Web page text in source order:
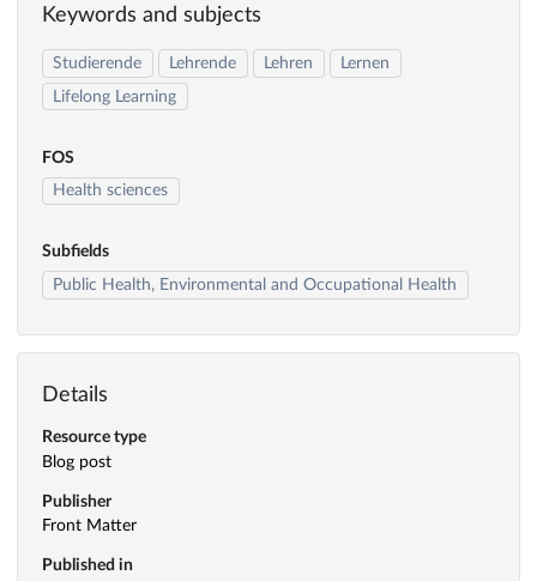
Keywords and subjects
Studierende Lehrende Lehren
Lernen
Lifelong Learning
FOS
Health sciences
Subfields
Public Health, Environmental and Occupational Health
Details
Resource type
Blog post
Publisher
Front Matter
Published in